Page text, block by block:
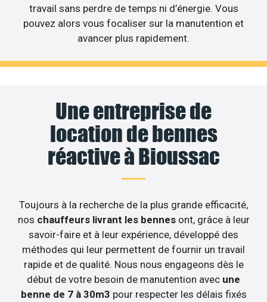
travail sans perdre de temps ni d’énergie. Vous
pouvez alors vous focaliser sur la manutention et
avancer plus rapidement.
Une entreprise de
location de bennes
réactive à Bioussac
Toujours à la recherche de la plus grande efficacité,
nos chauffeurs livrant les bennesont, grâce à leur
savoir-faire et à leur expérience, développé des
méthodes qui leur permettent de fournir un travail
rapide et de qualité. Nous nous engageons dès le
début de votre besoin de manutention avec une
benne de 7 à 30m3 pour respecter les délais fixés